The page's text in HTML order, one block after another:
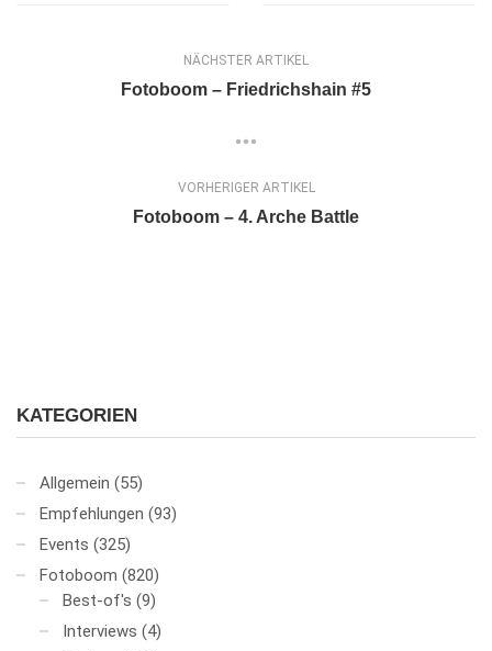
NÄCHSTER ARTIKEL
Fotoboom – Friedrichshain #5
VORHERIGER ARTIKEL
Fotoboom – 4. Arche Battle
KATEGORIEN
Allgemein (55)
Empfehlungen (93)
Events (325)
Fotoboom (820)
Best-of's (9)
Interviews (4)